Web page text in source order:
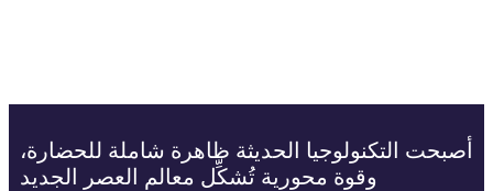
أصبحت التكنولوجيا الحديثة ظاهرة شاملة للحضارة،
وقوة محورية تُشكِّل معالم العصر الجديد